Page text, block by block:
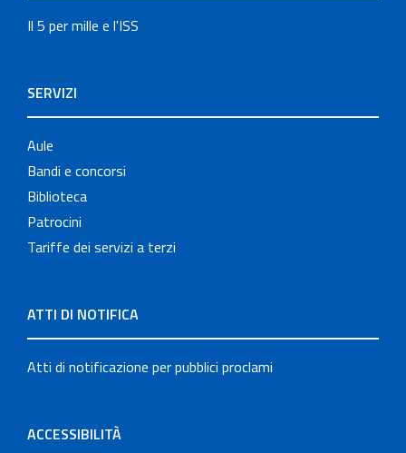
Il 5 per mille e l'ISS
SERVIZI
Aule
Bandi e concorsi
Biblioteca
Patrocini
Tariffe dei servizi a terzi
ATTI DI NOTIFICA
Atti di notificazione per pubblici proclami
ACCESSIBILITÀ